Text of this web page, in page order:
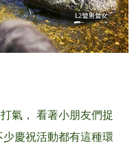
氣， 看著小朋友們捉
慶祝活動都有這種環